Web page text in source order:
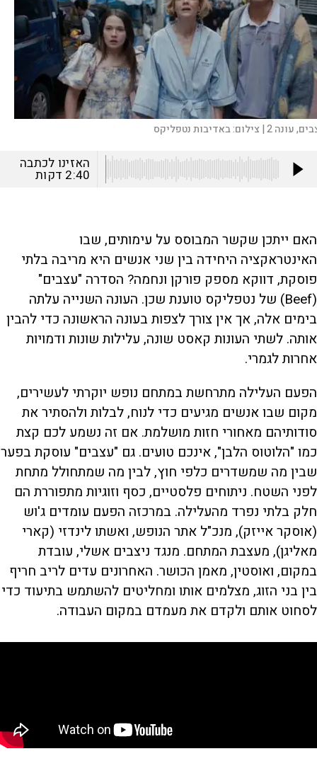
עונה 2 | צילום:באדיבות נטפליקס
האזינו לכתבה
2:40 דקות
האם ייתכן שקשר המבוסס על עימותים, שבו
האינטראקציה היחידה בין שני אנשים היא מריבה בלתי
פוסקת, דווקא מספק פורקן ונחמה? הסדרה "עצבים"
(Beef) של נטפליקס טוענת שכן. העונה השנייה עלתה
בימים אלה, אך אין צורך לצפות בעונה הראשונה כדי להבין
אותה. לשתי העונות קאסט שונה, עלילות שונות ודמויות
אחרות לגמרי.
הפעם העלילה מתרחשת במתחם נופש יוקרתי לעשירים,
מקום שבו אנשים מגיעים כדי לנוח, לבלות ולהסתיר את
סודותיהם מאחורי חזות מושלמת. אם זה נשמע לכם קצת
כמו "הלוטוס הלבן", אינכם טועים. גם "עצבים" עוסקת בפער
שבין מה שמשדרים כלפי חוץ, לבין מה שמתחולל מתחת
לפני השטח. ניתוחים פלסטיים, כסף וזוגיות מתפוררת הם
חלק בלתי נפרד מהעלילה. במרכזה הפעם עומדים ג'וש
(אוסקר אייזק), מנכ"ל אתר הנופש, ואשתו לינדזי (קארי
מאליגן), מעצבת המתחם. מנגד ניצבים אשלי, עובדת
במקום, ואוסטין, מאמן הכושר. האחרונים עדים לריב חריף
בין בני הזוג, מצלמים אותו ומחליטים להשתמש בתיעוד כדי
לסחוט אותם ולקדם את מעמדם במקום העבודה.